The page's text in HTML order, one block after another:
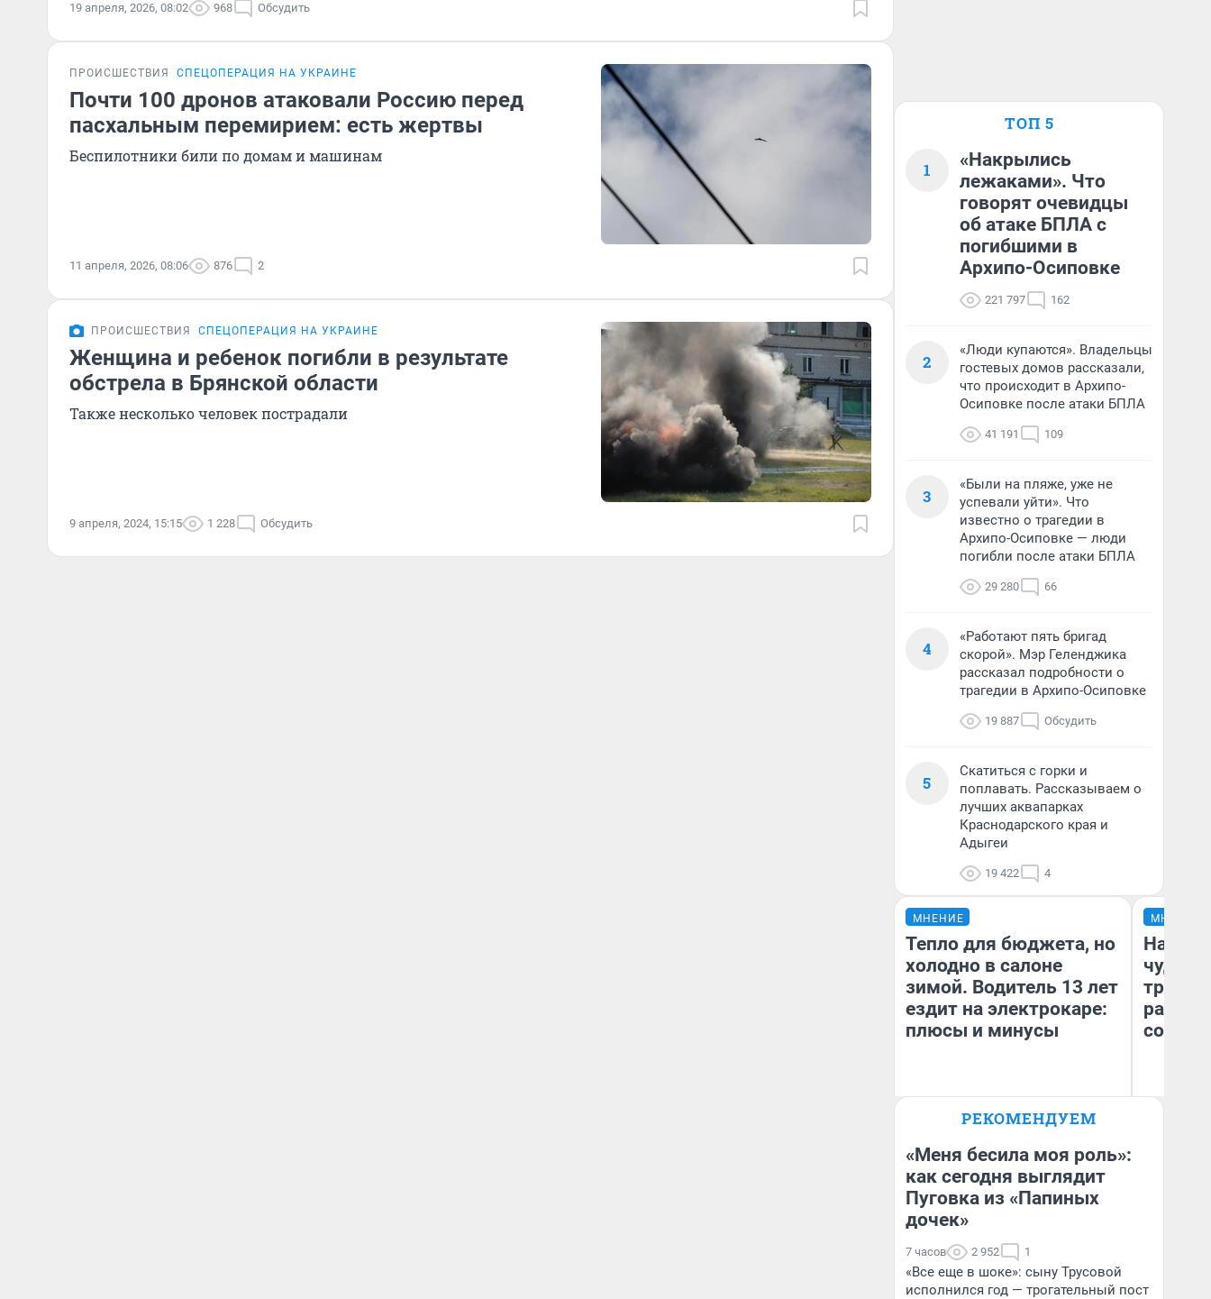
19 апреля, 2026, 08:02 968 Обсудить
ПРОИСШЕСТВИЯ СПЕЦОПЕРАЦИЯ НА УКРАИНЕ
Почти 100 дронов атаковали Россию перед
пасхальным перемирием: есть жертвы
Беспилотники били по домам и машинам
11 апреля, 2026, 08:06 876 2
ПРОИСШЕСТВИЯ СПЕЦОПЕРАЦИЯ НА УКРАИНЕ
Женщина и ребенок погибли в результате
обстрела в Брянской области
Также несколько человек пострадали
9 апреля, 2024, 15:15 1 228 Обсудить
ТОП 5
1
«Накрылись
лежаками». Что
говорят очевидцы
об атаке БПЛА с
погибшими в
Архипо-Осиповке
221 797 162
2
«Люди купаются». Владельцы
гостевых домов рассказали,
что происходит в Архипо-
Осиповке после атаки БПЛА
41 191 109
3
«Были на пляже, уже не
успевали уйти». Что
известно о трагедии в
Архипо-Осиповке — люди
погибли после атаки БПЛА
29 280 66
4
«Работают пять бригад
скорой». Мэр Геленджика
рассказал подробности о
трагедии в Архипо-Осиповке
19 887 Обсудить
5
Скатиться с горки и
поплавать. Рассказываем о
лучших аквапарках
Краснодарского края и
Адыгеи
19 422 4
МНЕНИЕ
Тепло для бюджета, но
холодно в салоне
зимой. Водитель 13 лет
ездит на электрокаре:
плюсы и минусы
Денис Дедюхин
МНЕНИЕ
чудом
РЕКОМЕНДУЕМ
«Меня бесила моя роль»:
как сегодня выглядит
Пуговка из «Папиных
дочек»
7 часов 2 952 1
«Все еще в шоке»: сыну Трусовой
исполнился год — трогательный пост